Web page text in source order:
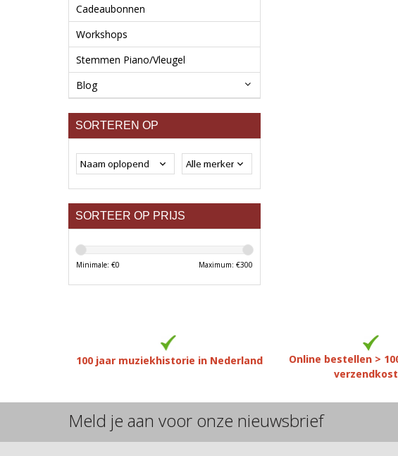
Cadeaubonnen
Workshops
Stemmen Piano/Vleugel
Blog
SORTEREN OP
SORTEER OP PRIJS
Minimale: €0 Maximum: €300
100 jaar muziekhistorie in Nederland
Online bestellen >
Meld je aan voor onze nieuwsbrief